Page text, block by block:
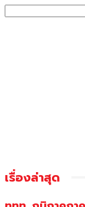
เรื่องล่าสุด